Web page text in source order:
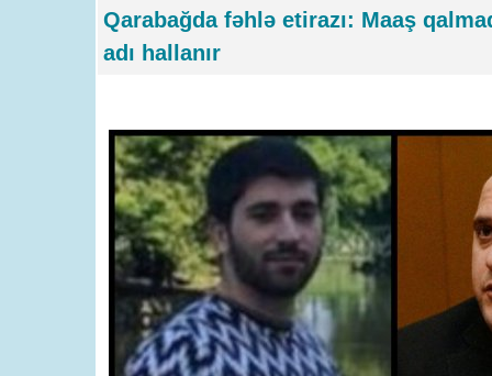
Qarabağda fəhlə etirazı: Maaş
adı hallanır